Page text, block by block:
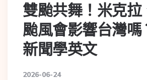
雙颱共舞！米克拉
颱風會影響台灣嗎
新聞學英文
2026-06-24